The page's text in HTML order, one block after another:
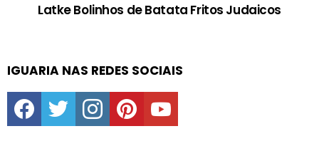
Latke Bolinhos de Batata Fritos Judaicos
IGUARIA NAS REDES SOCIAIS
facebooktwitter instagrampinterestyoutube